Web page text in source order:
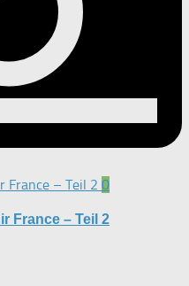
0
France – Teil 2